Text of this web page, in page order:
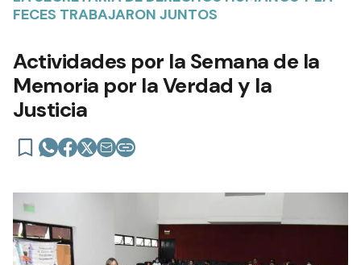
FECES TRABAJARON JUNTOS
Actividades por la Semana de la
Memoria por la Verdad y la
Justicia